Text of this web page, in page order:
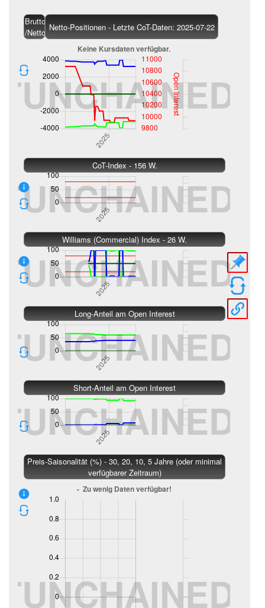
Brutto
/Netto Netto-Positionen - Letzte CoT-Daten: 2025-07-22
CoT-Index - 156 W.
Williams (Commercial) Index - 26 W.
Long-Anteil am Open Interest
Short-Anteil am Open Interest
Preis-Saisonalität (%) - 30, 20, 10, 5 Jahre (oder minimal
verfügbarer Zeitraum)